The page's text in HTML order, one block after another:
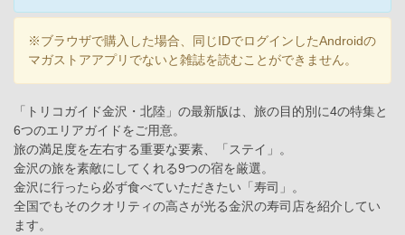
※ブラウザで購入した場合、同じIDでログインしたAndroidの
マガストアアプリでないと雑誌を読むことができません。
「トリコガイド金沢・北陸」の最新版は、旅の目的別に4の特集と
6つのエリアガイドをご用意。
旅の満足度を左右する重要な要素、「ステイ」。
金沢の旅を素敵にしてくれる9つの宿を厳選。
金沢に行ったら必ず食べていただきたい「寿司」。
全国でもそのクオリティの高さが光る金沢の寿司店を紹介してい
ます。